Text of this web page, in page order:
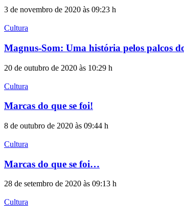
3 de novembro de 2020 às 09:23 h
Cultura
Magnus-Som: Uma história pelos palcos
20 de outubro de 2020 às 10:29 h
Cultura
Marcas do que se foi!
8 de outubro de 2020 às 09:44 h
Cultura
Marcas do que se foi…
28 de setembro de 2020 às 09:13 h
Cultura